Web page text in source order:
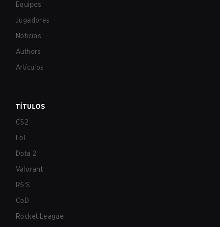
Equipos
Jugadores
Noticias
Authors
Artículos
TÍTULOS
CS2
LoL
Dota 2
Valorant
R6:S
CoD
Rocket League